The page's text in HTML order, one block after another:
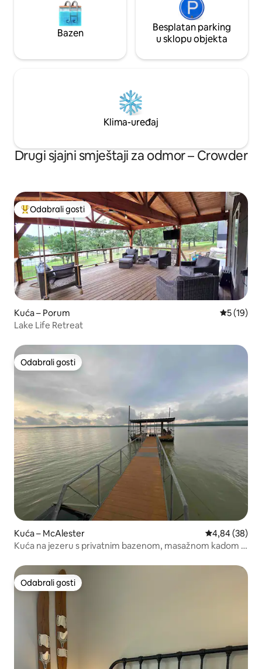
Bazen
Besplatan parking
u sklopu objekta
Klima-uređaj
Drugi sjajni smještaji za odmor – Crowder
Među najviše rangiranima s oznakom „Odabrali gosti”
Odabrali gosti
Kuća – Porum Prosječna
5 (19)
Lake Life Retreat
Odabrali gosti
Odabrali gosti
Kuća – McAlester Prosječna
4,84 (38)
Kuća na jezeru s privatnim bazenom, masažnom kadom i
Odabrali gosti
Odabrali gosti